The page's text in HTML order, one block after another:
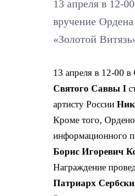
13 апреля в 12-
вручение
«Золотой
13 апреля в 12-00
Святого Саввы I
артисту России
Кроме того,
информационного
Борис Игоревич
Награждение
Патриарх